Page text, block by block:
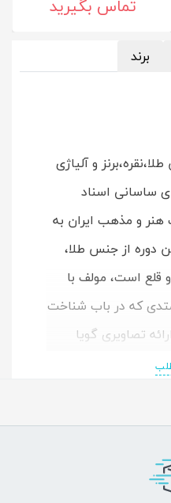
تماس بگیرید
برند
و آلیاژی
ساسانی اسناد
هنر و مذهب ایران به
دوره از جنس طلا،
و قلع است، مولف با
که در باب شناخت
تصاویری گویا
ممکن به معرفی
از تاریخ،
هر پادشاه